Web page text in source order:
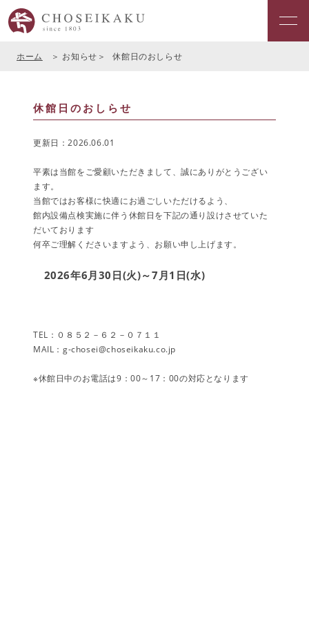
ホーム お知らせ 休館日のおしらせ
休館日のおしらせ
更新日：2026.06.01
平素は当館をご愛顧いただきまして、誠にありがとうござい
ます。
当館ではお客様に快適にお過ごしいただけるよう、
館内設備点検実施に伴う休館日を下記の通り設けさせていた
だいております
何卒ご理解くださいますよう、お願い申し上げます。
2026年6月30日(火)～7月1日(水)
TEL：０８５２－６２－０７１１
MAIL：g-chosei@choseikaku.co.jp
※休館日中のお電話は9：00～17：00の対応となります